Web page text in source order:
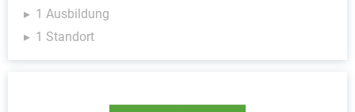
1 Ausbildung
1 Standort